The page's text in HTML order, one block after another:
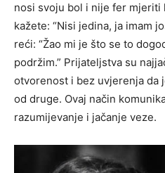
nosi svoju bol i nije fer mjeriti
kažete: “Nisi jedina, ja imam
reći: “Žao mi je što se to
podržim.” Prijateljstva su
otvorenost i bez uvjerenja da
od druge. Ovaj način
razumijevanje i jačanje veze.